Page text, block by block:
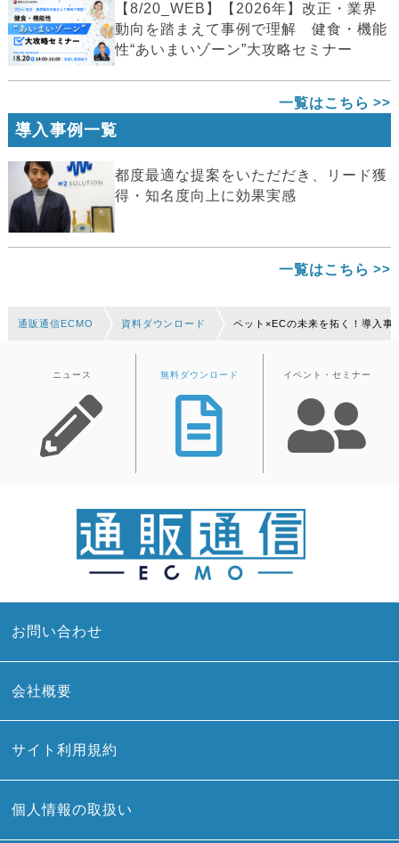
【8/20_WEB】【2026年】改正・業界
動向を踏まえて事例で理解 健食・機能
性“あいまいゾーン”大攻略セミナー
一覧はこちら
導入事例一覧
都度最適な提案をいただだき、リード獲
得・知名度向上に効果実感
一覧はこちら
通販通信ECMO 資料ダウンロード ペット×ECの未来を拓く！導入事
ニュース 無料ダウンロード イベント・セミナー
お問い合わせ
会社概要
サイト利用規約
個人情報の取扱い